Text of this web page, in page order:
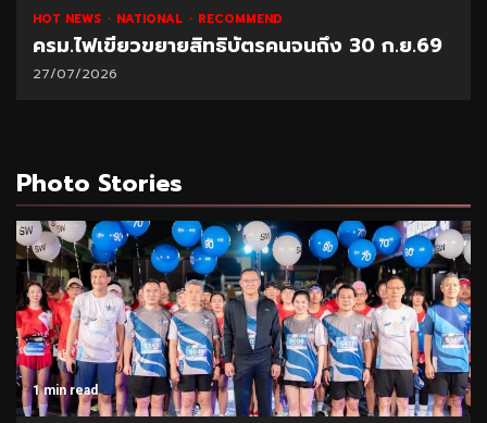
HOT NEWS NATIONAL RECOMMEND
ครม.ไฟเขียวขยายสิทธิบัตรคนจนถึง 30 ก.ย.69
27/07/2026
Photo Stories
1 min read